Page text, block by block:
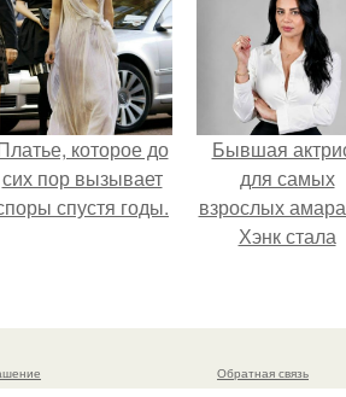
которое до
сих пор вызывает
спустя годы.
Бывшая
для самых
взрослых
Хэнк стала
Обратная связь